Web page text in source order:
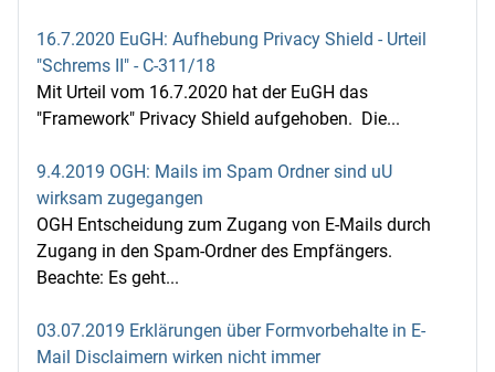
16.7.2020 EuGH: Aufhebung Privacy Shield - Urteil
"Schrems II" - C‑311/18
Mit Urteil vom 16.7.2020 hat der EuGH das
"Framework" Privacy Shield aufgehoben. Die...
9.4.2019 OGH: Mails im Spam Ordner sind uU
wirksam zugegangen
OGH Entscheidung zum Zugang von E-Mails durch
Zugang in den Spam-Ordner des Empfängers.
Beachte: Es geht...
03.07.2019 Erklärungen über Formvorbehalte in E-
Mail Disclaimern wirken nicht immer